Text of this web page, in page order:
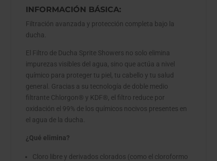
INFORMACIÓN BÁSICA:
Filtración avanzada y protección completa bajo la
ducha.
El Filtro de Ducha Sprite Showers no solo elimina
impurezas visibles del agua, sino que actúa a nivel
químico para proteger tu piel, tu cabello y tu salud
general. Gracias a su tecnología de doble medio
filtrante Chlorgon® y KDF®, el filtro reduce por
oxidación el 99% de los químicos nocivos presentes en
el agua de la ducha.
¿Qué elimina?
Cloro libre y derivados clorados (como el cloroformo